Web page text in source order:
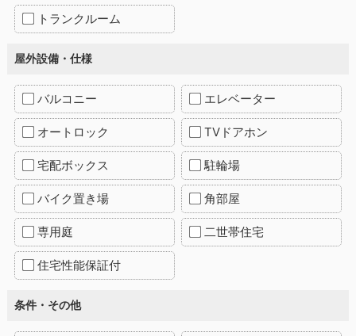
トランクルーム
屋外設備・仕様
バルコニー エレベーター
オートロック TVドアホン
宅配ボックス 駐輪場
バイク置き場 角部屋
専用庭 二世帯住宅
住宅性能保証付
条件・その他